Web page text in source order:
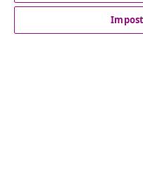
Servizio clienti